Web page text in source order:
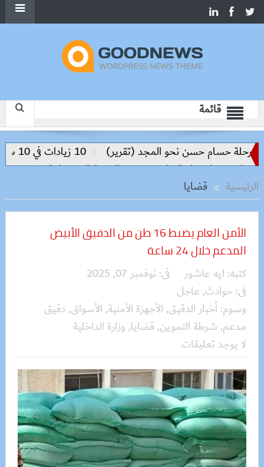
قائمة
حسام حسن نحو المجد (تقرير)
10 زيادات في 10 سنوات.. هل حان الوقت لرفع دعم البنزين نهائيا؟
بناء السلام وتحقيق التنمية المستدامة
الرئيسية
قضايا
الأمن العام يضبط 16 طن من الدقيق الأبيض
المدعم خلال 24 ساعة
كتبه: ايه عاشور فى: نوفمبر 07, 2025
فى: حوادث, عاجل
وسوم:أخبار الدقيق, الأجهزة الأمنية, الأسواق, دقيق
مدعم, شرطة التموين, قضايا, وزارة الداخلية
لا يوجد تعليقات